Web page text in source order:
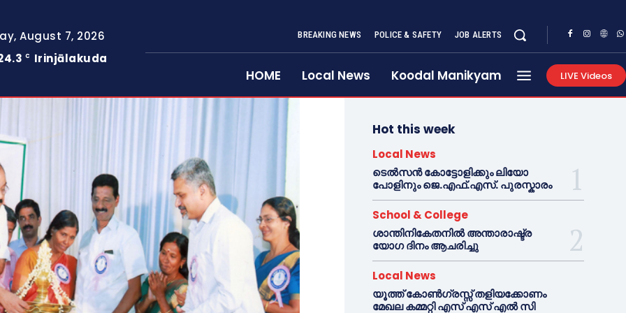
August 7, 2026
C Irinjālakuda
BREAKING NEWS POLICE & SAFETY JOB ALERTS
HOME Local News Koodal Manikyam LIVE Videos
Hot this week
Local News
ടെൽസൻ കോട്ടോളിക്കും ലിയോ
പോളിനും ജെ.എഫ്.എസ്. പുരസ്കാരം
School & College
ശാന്തിനികേതനിൽ അന്താരാഷ്ട്ര
യോഗ ദിനം ആചരിച്ചു
Local News
യൂത്ത് കോൺഗ്രസ്സ് തളിയക്കോണം
മേഖല കമ്മറ്റി എസ് എസ് എൽ സി